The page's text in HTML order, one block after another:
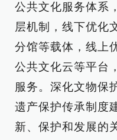
公共文化服务体系
层机制，线下优化
分馆等载体，线上
公共文化云等平台
服务。深化文物保
遗产保护传承制度
新、保护和发展的